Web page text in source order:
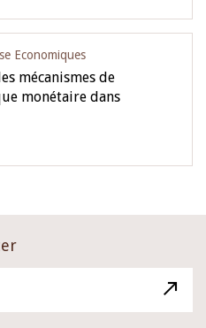
Economiques
mécanismes de
monétaire dans